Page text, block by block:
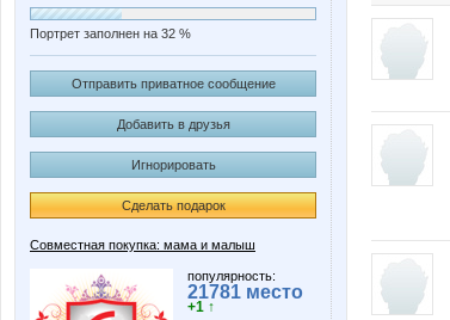
Портрет заполнен на 32 %
Отправить приватное сообщение
Добавить в друзья
Игнорировать
Сделать подарок
Совместная покупка: мама и малыш
популярность:
21781 место
+1 ↑